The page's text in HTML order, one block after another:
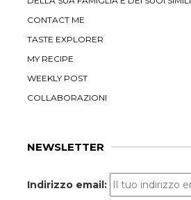
CONTACT ME
TASTE EXPLORER
MY RECIPE
WEEKLY POST
COLLABORAZIONI
NEWSLETTER
Indirizzo email: